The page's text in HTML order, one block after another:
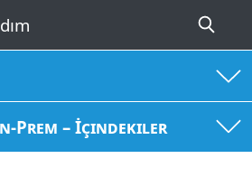
Prem – İçindekiler